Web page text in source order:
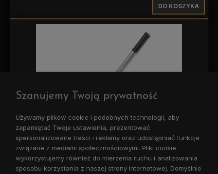
DO KOSZYKA
Pompa ręczna bezzbiornikowa pod siłownik
jednostronnego działania 70cm3 1/2"BSP 200bar
bez zaworu i pokrętła rozładowczego PMO 70e-s
Szanujemy Twoją prywatność
Używamy plików cookie i podobnych technologii, aby
zapamiętać Twoje ustawienia, prezentować
spersonalizowane treści i reklamy oraz udostępniać funkcje
związane z mediami społecznościowymi. Pliki cookie
wykorzystujemy również do mierzenia ruchu i analizowania
sposobu korzystania z naszej strony internetowej. Domyślnie